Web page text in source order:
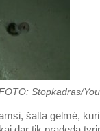
Stopkadras/
šalta gelmė,